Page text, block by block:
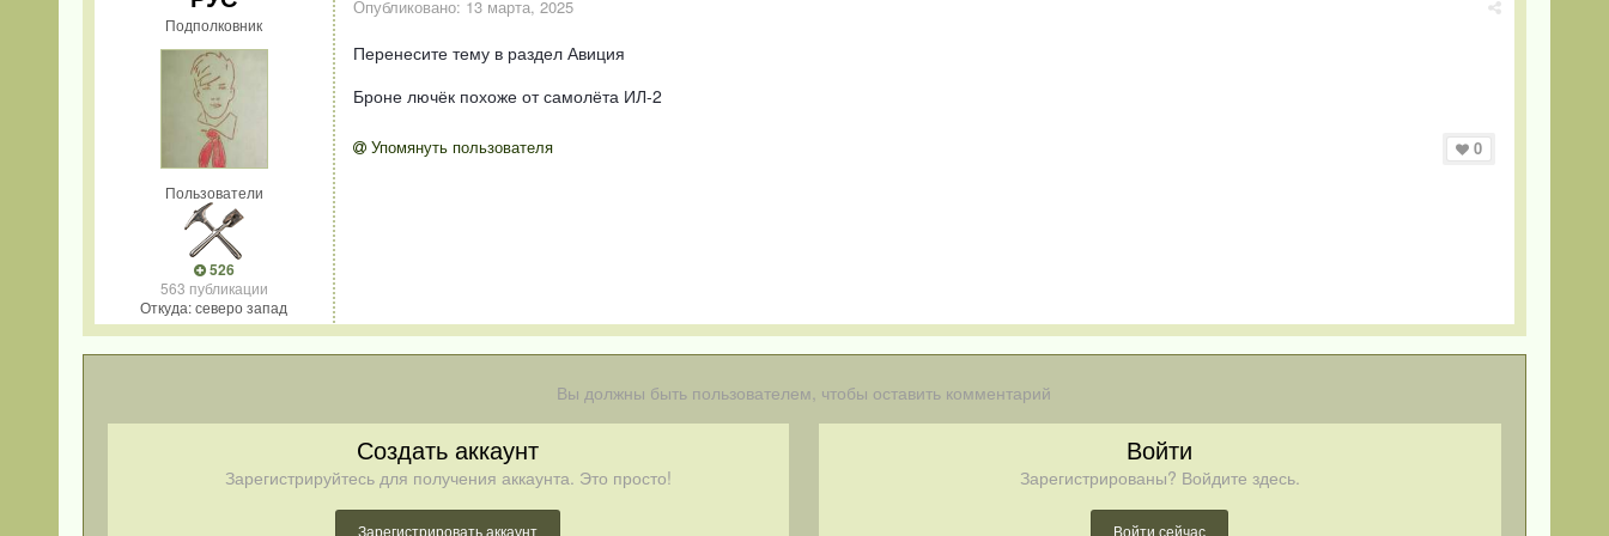
Подполковник
Пользователи
526
563 публикации
Откуда: северо запад
Опубликовано: 13 марта, 2025
Перенесите тему в раздел Авиция
Броне лючёк похоже от самолёта ИЛ-2
0
Упомянуть пользователя
Вы должны быть пользователем, чтобы оставить комментарий
Создать аккаунт
Зарегистрируйтесь для получения аккаунта. Это просто!
Зарегистрировать аккаунт
Войти
Зарегистрированы? Войдите здесь.
Войти сейчас